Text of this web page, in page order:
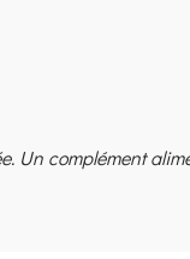
Un complément